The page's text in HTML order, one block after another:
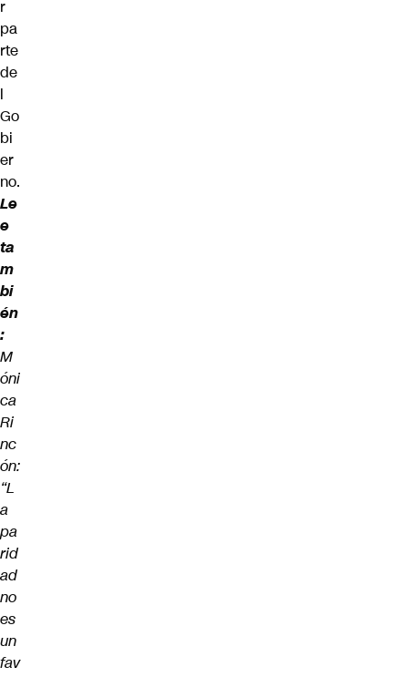
r
pa
rte
de
l
Go
bi
er
no.
Le
e
ta
m
bi
én
:
M
óni
ca
Ri
nc
ón:
“L
a
pa
rid
ad
no
es
un
fav